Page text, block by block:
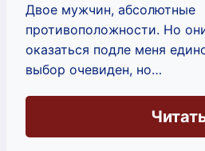
Двое мужчин, абсолютные
противоположности. Но
оказаться подле меня
выбор очевиден, но…